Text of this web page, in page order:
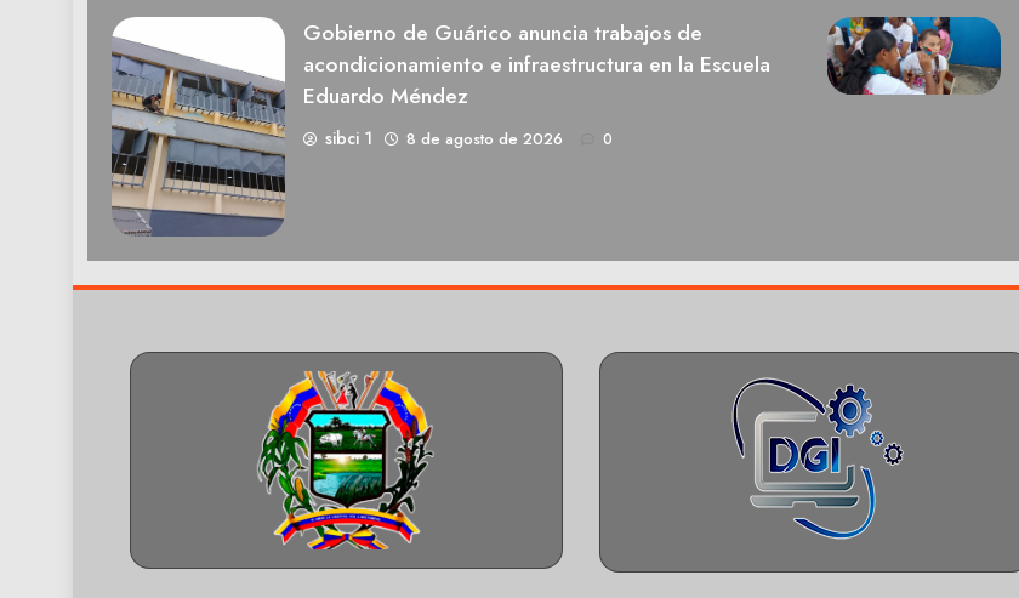
Gobierno de Guárico anuncia trabajos de
acondicionamiento e infraestructura en la Escuela
Eduardo Méndez
sibci 1 8 de agosto de 2026 0